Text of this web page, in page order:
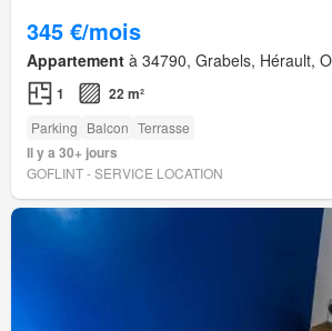
345 €/mois
Appartement à 34790, Grabels, Hérault,
1 22 m²
Parking Balcon Terrasse
Il y a 30+ jours
GOFLINT - SERVICE LOCATION